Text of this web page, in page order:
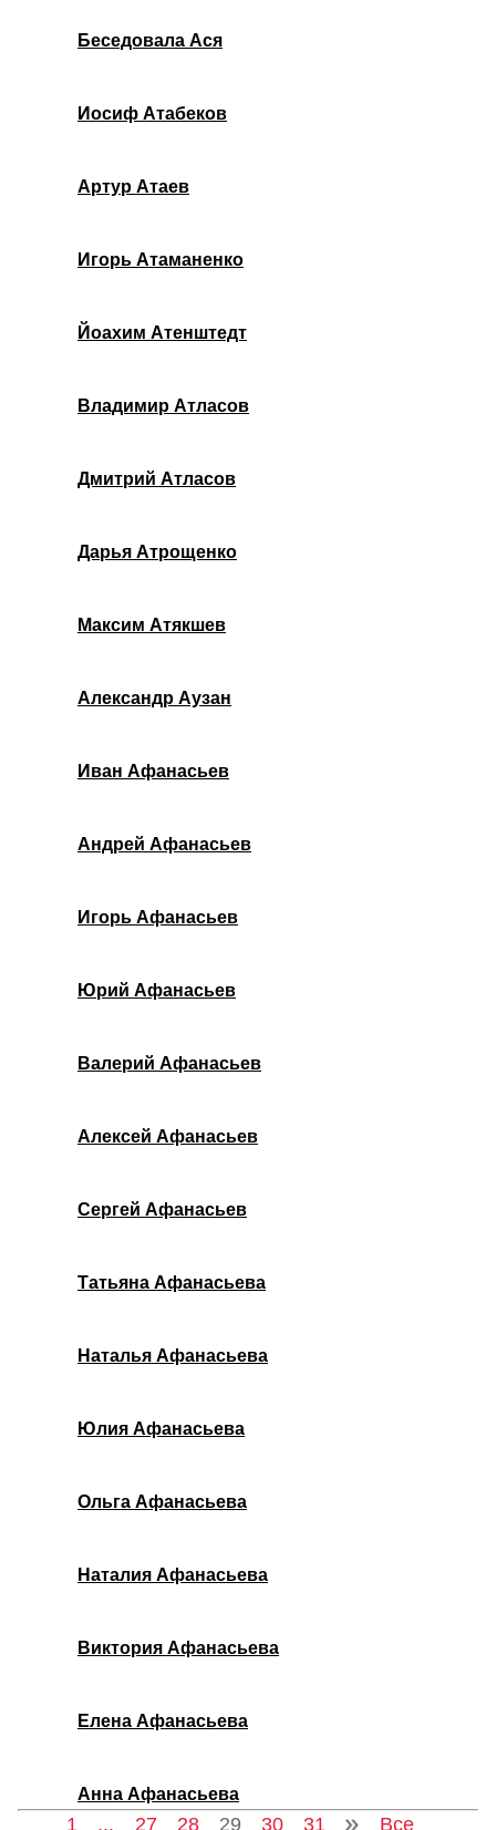
Беседовала Ася
Иосиф Атабеков
Артур Атаев
Игорь Атаманенко
Йоахим Атенштедт
Владимир Атласов
Дмитрий Атласов
Дарья Атрощенко
Максим Атякшев
Александр Аузан
Иван Афанасьев
Андрей Афанасьев
Игорь Афанасьев
Юрий Афанасьев
Валерий Афанасьев
Алексей Афанасьев
Сергей Афанасьев
Татьяна Афанасьева
Наталья Афанасьева
Юлия Афанасьева
Ольга Афанасьева
Наталия Афанасьева
Виктория Афанасьева
Елена Афанасьева
Анна Афанасьева
1 ... 27 28 29 30 31 Все